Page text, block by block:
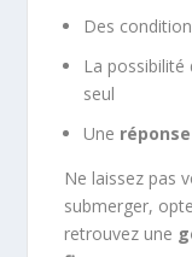
Des
La
seul
Une
Ne laissez pas
submerger,
retrouvez une